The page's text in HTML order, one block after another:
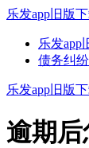
乐发app旧版
乐发app
债务纠纷
乐发app旧版
逾期